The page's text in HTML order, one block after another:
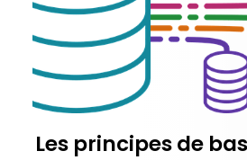
Les principes de